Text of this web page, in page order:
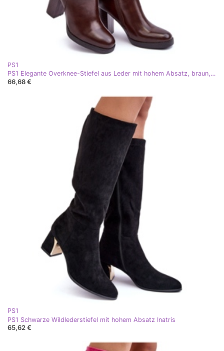
PS1
PS1 Elegante Overknee-Stiefel aus Leder mit hohem Absatz, braun, Felsha
66,68 €
PS1
PS1 Schwarze Wildlederstiefel mit hohem Absatz Inatris
65,62 €